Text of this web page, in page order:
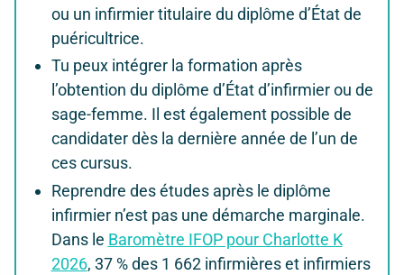
ou un infirmier titulaire du diplôme d’État de
puéricultrice.
Tu peux intégrer la formation après
l’obtention du diplôme d’État d’infirmier ou de
sage-femme. Il est également possible de
candidater dès la dernière année de l’un de
ces cursus.
Reprendre des études après le diplôme
infirmier n’est pas une démarche marginale.
Dans le Baromètre IFOP pour Charlotte K
2026, 37 % des 1 662 infirmières et infirmiers